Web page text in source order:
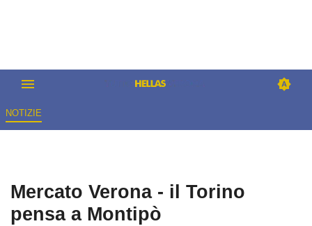
NOTIZIE
Mercato Verona - il Torino
pensa a Montipò